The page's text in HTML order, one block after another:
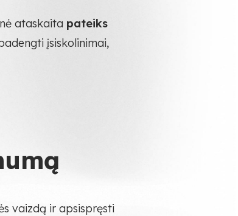
ataskaita pateiks
įsiskolinimai,
vaizdą ir apsispręsti